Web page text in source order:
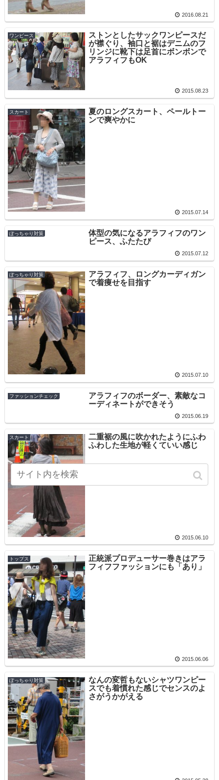
2016.08.21
ワンピース
ストンとしたサックワンピースだ
が襟ぐり、袖口と裾はデニムのフ
リンジに靴下は足首にボンボンで
アラフィフもOK
2015.08.23
スカート
夏のロングスカート、ペールトー
ンで爽やかに
2015.07.14
ぽっちゃり対策
体型の気になるアラフィフのワン
ピース、ふたたび
2015.07.12
ぽっちゃり対策
アラフィフ、ロングカーディガン
で着痩せを目指す
2015.07.10
ファッションチェック
アラフィフのボーダー、素敵なコ
ーディネートができそう
2015.06.19
スカート
二重裾の風に吹かれたようにふわ
ふわした生地が軽くていい感じ
2015.06.10
トップス
正統派プロデューサー巻きはアラ
フィフファッションにも「あり」
2015.06.06
ぽっちゃり対策
なんの変哲もないシャツワンピー
スでも着慣れた感じでセンスのよ
さがうかがえる